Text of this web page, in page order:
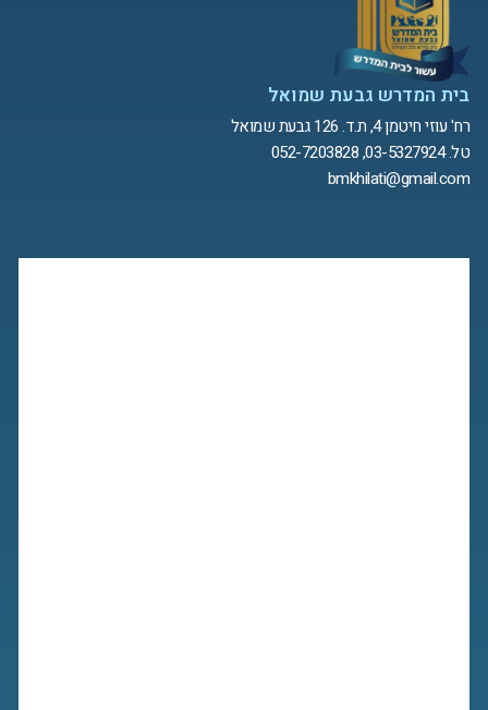
בית המדרש גבעת שמואל
רח' עוזי חיטמן 4, ת.ד. 126 גבעת שמואל
טל. 03-5327924, 052-7203828
bmkhilati@gmail.com